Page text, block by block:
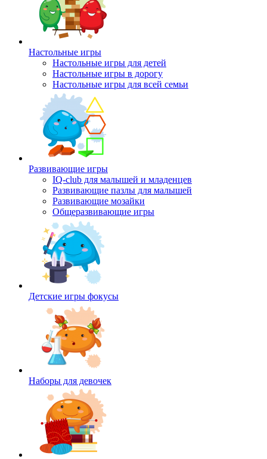
Настольные игры
Настольные игры для детей
Настольные игры в дорогу
Настольные игры для всей семьи
Развивающие игры
IQ-club для малышей и младенцев
Развивающие пазлы для малышей
Развивающие мозайки
Общеразвивающие игры
Детские игры фокусы
Наборы для девочек